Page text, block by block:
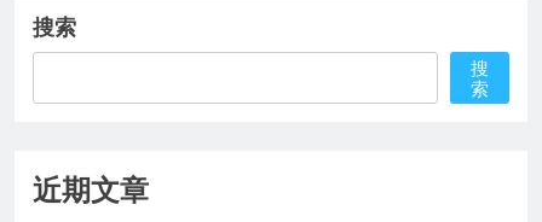
搜索
搜
索
近期文章